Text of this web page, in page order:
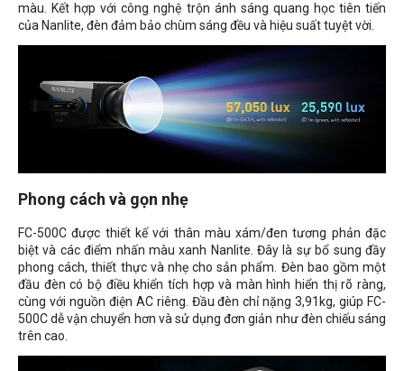
màu. Kết hợp với công nghệ trộn ánh sáng quang học tiên tiến
của Nanlite, đèn đảm bảo chùm sáng đều và hiệu suất tuyệt vời.
Phong cách và gọn nhẹ
FC-500C được thiết kế với thân màu xám/đen tương phản đặc
biệt và các điểm nhấn màu xanh Nanlite. Đây là sự bổ sung đầy
phong cách, thiết thực và nhẹ cho sản phẩm. Đèn bao gồm một
đầu đèn có bộ điều khiển tích hợp và màn hình hiển thị rõ ràng,
cùng với nguồn điện AC riêng. Đầu đèn chỉ nặng 3,91kg, giúp FC-
500C dễ vận chuyển hơn và sử dụng đơn giản như đèn chiếu sáng
trên cao.